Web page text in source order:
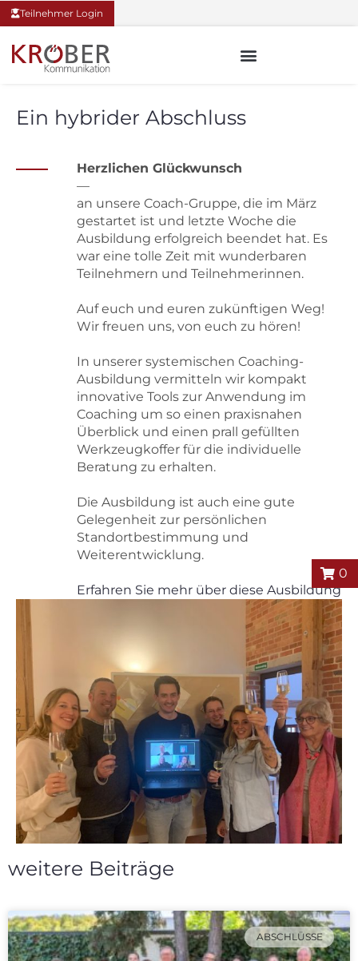
Teilnehmer Login
0
Ein hybrider Abschluss
Herzlichen Glückwunsch
—
an unsere Coach-Gruppe, die im März
gestartet ist und letzte Woche die
Ausbildung erfolgreich beendet hat. Es
war eine tolle Zeit mit wunderbaren
Teilnehmern und Teilnehmerinnen.
Auf euch und euren zukünftigen Weg!
Wir freuen uns, von euch zu hören!
In unserer systemischen Coaching-
Ausbildung vermitteln wir kompakt
innovative Tools zur Anwendung im
Coaching um so einen praxisnahen
Überblick und einen prall gefüllten
Werkzeugkoffer für die individuelle
Beratung zu erhalten.
Die Ausbildung ist auch eine gute
Gelegenheit zur persönlichen
Standortbestimmung und
Weiterentwicklung.
Erfahren Sie mehr über diese Ausbildung
weitere Beiträge
ABSCHLÜSSE